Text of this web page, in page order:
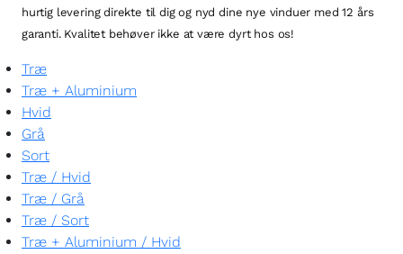
hurtig levering direkte til dig og nyd dine nye vinduer med 12 års
garanti. Kvalitet behøver ikke at være dyrt hos os!
Træ
Træ + Aluminium
Hvid
Grå
Sort
Træ / Hvid
Træ / Grå
Træ / Sort
Træ + Aluminium / Hvid